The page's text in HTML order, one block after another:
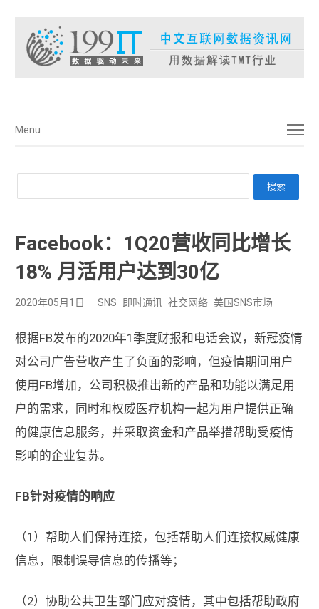
菜单
Menu
Facebook：1Q20营收同比增长
18% 月活用户达到30亿
2020年05月1日 SNS 即时通讯 社交网络 美国SNS市场
根据FB发布的2020年1季度财报和电话会议，新冠疫情
对公司广告营收产生了负面的影响，但疫情期间用户
使用FB增加，公司积极推出新的产品和功能以满足用
户的需求，同时和权威医疗机构一起为用户提供正确
的健康信息服务，并采取资金和产品举措帮助受疫情
影响的企业复苏。
FB针对疫情的响应
（1）帮助人们保持连接，包括帮助人们连接权威健康
信息，限制误导信息的传播等；
（2）协助公共卫生部门应对疫情，其中包括帮助政府